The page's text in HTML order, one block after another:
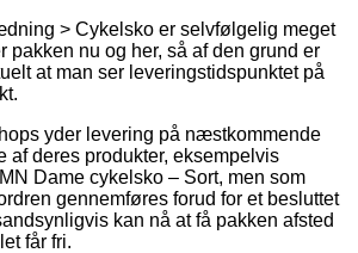
> Cykelsko er selvfølgelig meget
pakken nu og her, så af den grund er
at man ser leveringstidspunktet på
yder levering på næstkommende
af deres produkter, eksempelvis
Dame cykelsko – Sort, men som
gennemføres forud for et besluttet
kan nå at få pakken afsted
får fri.